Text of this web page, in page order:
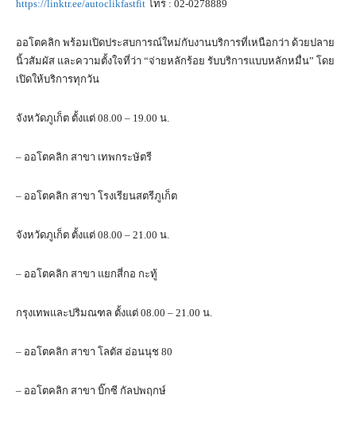
https://linktr.ee/autoclikfastfit โทร : 02-0278889
ออโตคลิก พร้อมเปิดประสบการณ์ใหม่กับงานบริการที่เหนือกว่า ด้วยปลาย
นิ้วสัมผัส และความตั้งใจที่ว่า “จ่ายหลักร้อย รับบริการแบบหลักหมื่น” โดย
เปิดให้บริการทุกวัน
จังหวัดภูเก็ต ตั้งแต่ 08.00 – 19.00 น.
– ออโตคลิก สาขา เทพกระษัตรี
– ออโตคลิก สาขา โรงเรียนสตรีภูเก็ต
จังหวัดภูเก็ต ตั้งแต่ 08.00 – 21.00 น.
– ออโตคลิก สาขา แยกสี่กอ กะทู้
กรุงเทพและปริมณฑล ตั้งแต่ 08.00 – 21.00 น.
– ออโตคลิก สาขา โลตัส อ่อนนุช 80
– ออโตคลิก สาขา บิ๊กซี กัลปพฤกษ์